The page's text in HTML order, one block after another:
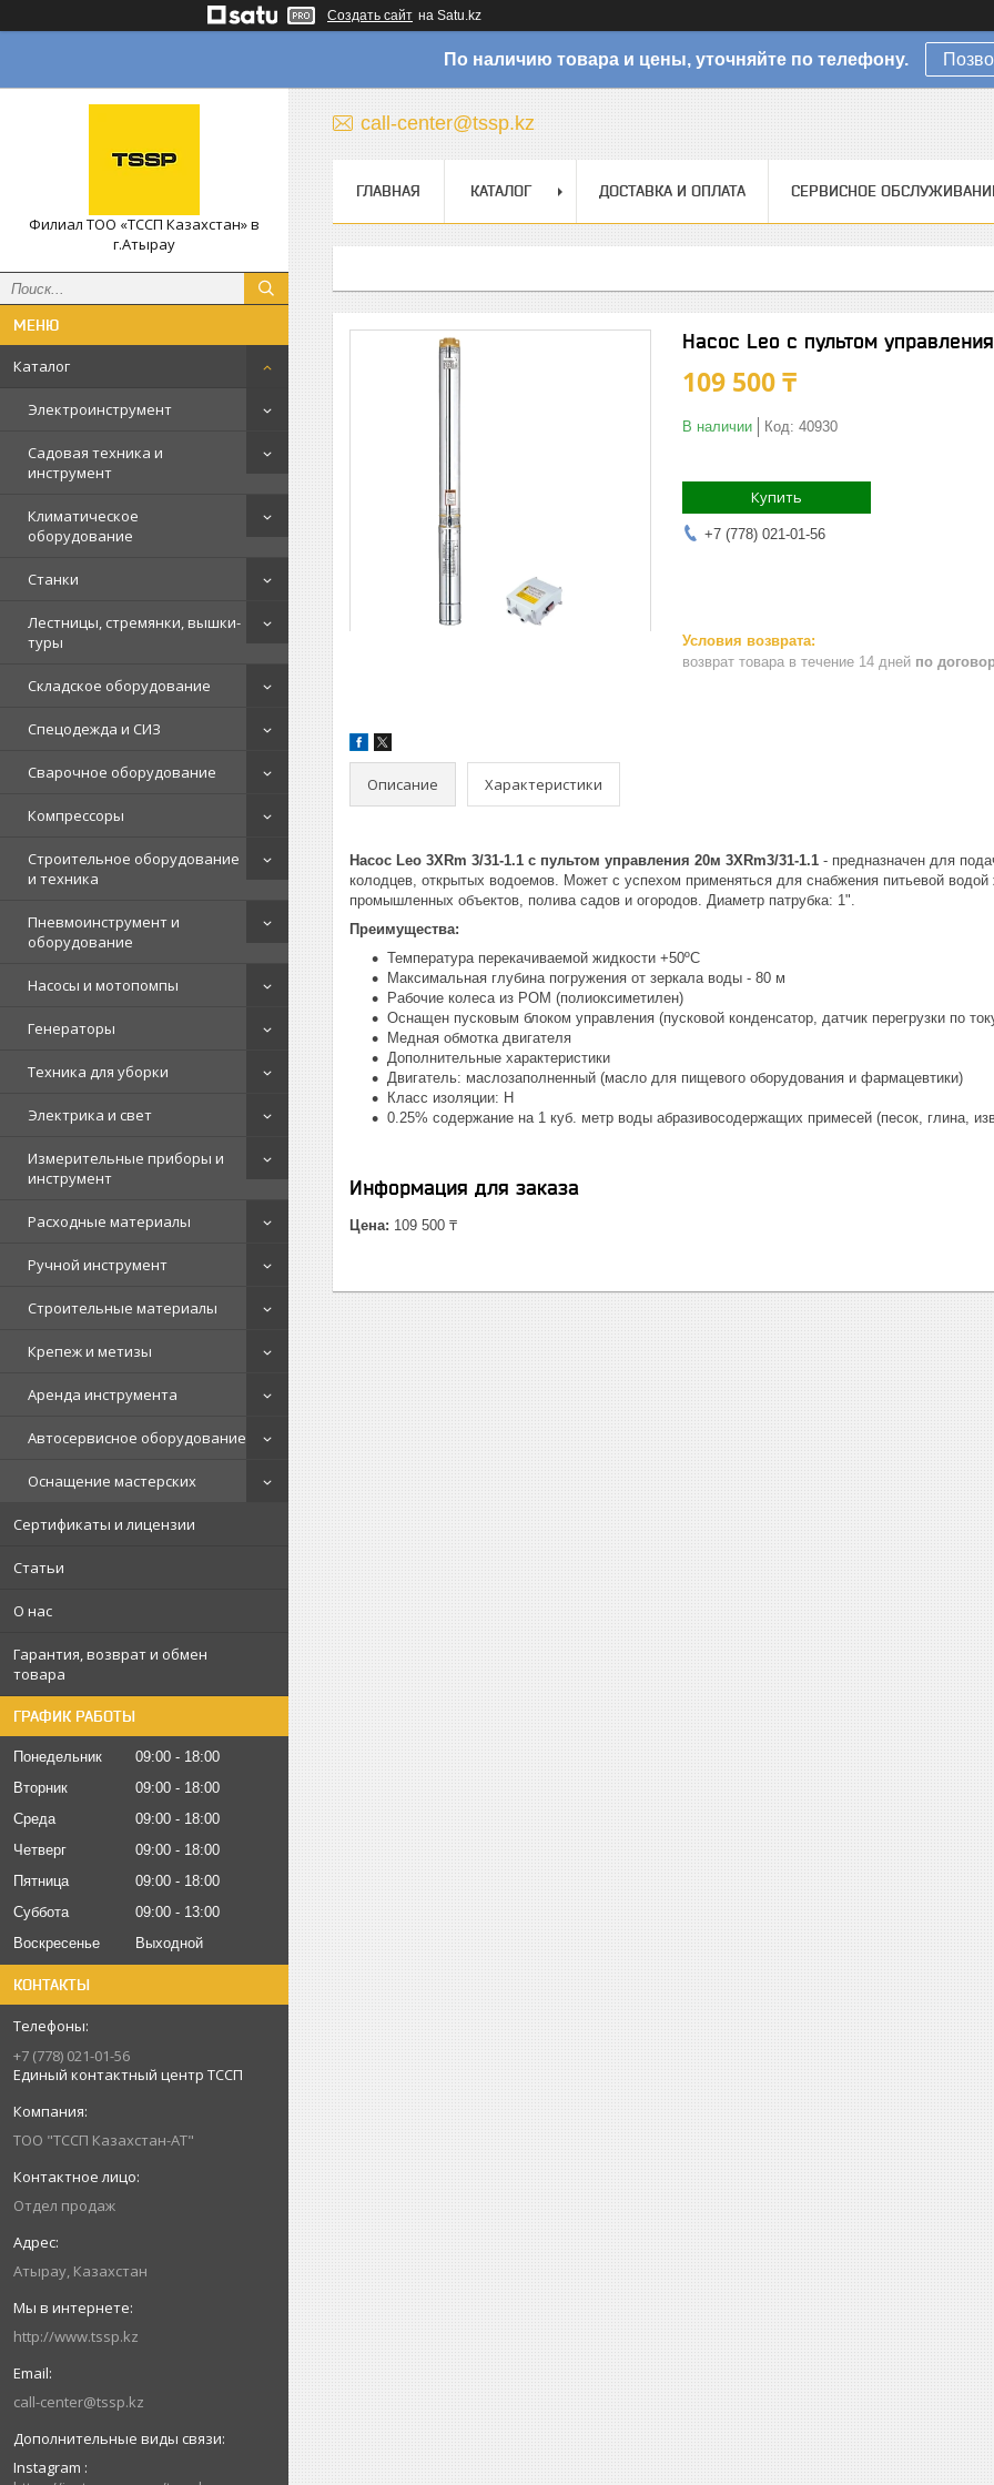
Создать сайт на Satu.kz
По наличию товара и цены, уточняйте по телефону.
Филиал ТОО «ТССП Казахстан» в
г.Атырау
Каталог
Электроинструмент
Садовая техника и
инструмент
Климатическое
оборудование
Станки
Лестницы, стремянки, вышки-
туры
Складское оборудование
Спецодежда и СИЗ
Сварочное оборудование
Компрессоры
Строительное оборудование
и техника
Пневмоинструмент и
оборудование
Насосы и мотопомпы
Генераторы
Техника для уборки
Электрика и свет
Измерительные приборы и
инструмент
Расходные материалы
Ручной инструмент
Строительные материалы
Крепеж и метизы
Аренда инструмента
Автосервисное оборудование
Оснащение мастерских
Сертификаты и лицензии
Статьи
О нас
Гарантия, возврат и обмен
товара
ГРАФИК РАБОТЫ
Понедельник 09:00
18:00
Вторник
09:00
18:00
Среда
09:00
18:00
Четверг
09:00
18:00
Пятница
09:00
18:00
Суббота
09:00
13:00
Воскресенье
Выходной
КОНТАКТЫ
+7 (778) 021-01-56
Единый контактный центр ТССП
ТОО "ТССП Казахстан-АТ"
Отдел продаж
Атырау, Казахстан
http://www.tssp.kz
call-center@tssp.kz
Instagram
call-center@tssp.kz
ГЛАВНАЯ КАТАЛОГ ДОСТАВКА И ОПЛАТА СЕРВИСНОЕ
Насос Leo с пультом
109 500 ₸
В наличии Код: 40930
Купить
+7 (778) 021-01-56
возврат товара в течение 14 дней по
Описание Характеристики
Насос Leo 3XRm 3/31-1.1 с пультом управления 20м 3XRm3/31-1.1 - предназначен для
колодцев, открытых водоемов. Может с успехом применяться для снабжения питьевой
промышленных объектов, полива садов и огородов. Диаметр патрубка: 1".
Преимущества:
Температура перекачиваемой жидкости +50ºС
Максимальная глубина погружения от зеркала воды - 80 м
Рабочие колеса из POM (полиоксиметилен)
Оснащен пусковым блоком управления (пусковой конденсатор, датчик перегрузки по
Медная обмотка двигателя
Дополнительные характеристики
Двигатель: маслозаполненный (масло для пищевого оборудования и фармацевтики)
Класс изоляции: H
0.25% содержание на 1 куб. метр воды абразивосодержащих примесей (песок, глина,
Информация для заказа
Цена: 109 500 ₸